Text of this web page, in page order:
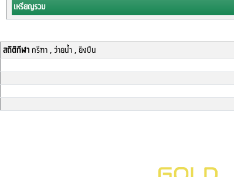
เหรียญรวม
สถิติกีฬากรีฑา , ว่ายน้ำ , ยิงปืน